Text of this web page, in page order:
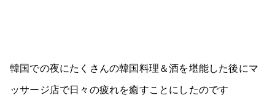
韓国での夜にたくさんの韓国料理＆酒を堪能した後にマ
ッサージ店で日々の疲れを癒すことにしたのです